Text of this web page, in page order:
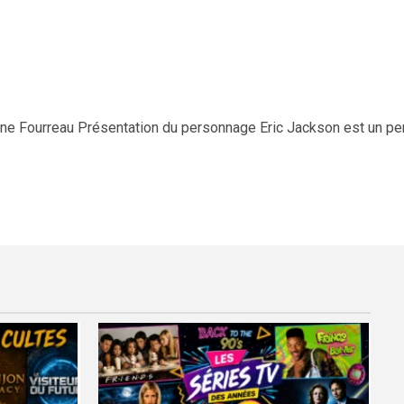
Fourreau Présentation du personnage Eric Jackson est un